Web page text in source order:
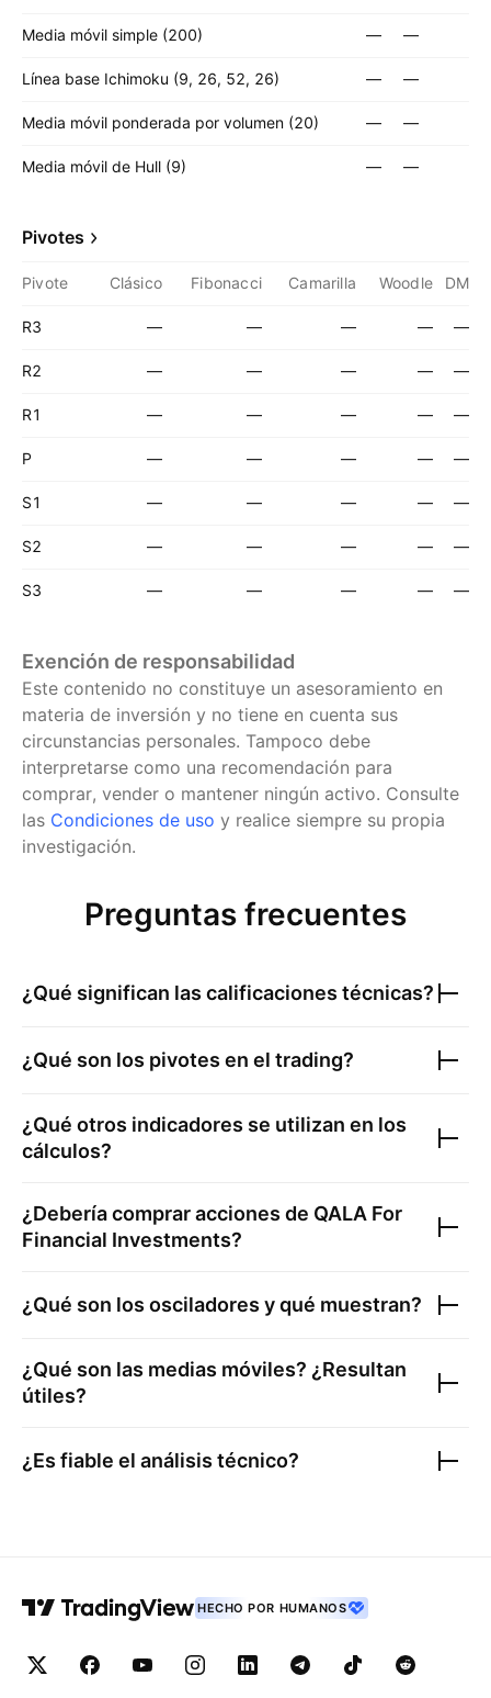
Media móvil simple (200) — —
Línea base Ichimoku (9, 26, 52, 26) — —
Media móvil ponderada por volumen (20) — —
Media móvil de Hull (9) — —
Pivotes
Pivote Clásico Fibonacci Camarilla Woodle DM
R3 — — — — —
R2 — — — — —
R1 — — — — —
P — — — — —
S1 — — — — —
S2 — — — — —
S3 — — — — —
Exención de responsabilidad
Este contenido no constituye un asesoramiento en
materia de inversión y no tiene en cuenta sus
circunstancias personales. Tampoco debe
interpretarse como una recomendación para
comprar, vender o mantener ningún activo. Consulte
las Condiciones de uso y realice siempre su propia
investigación.
Preguntas frecuentes
¿Qué significan las calificaciones técnicas?
¿Qué son los pivotes en el trading?
¿Qué otros indicadores se utilizan en los
cálculos?
¿Debería comprar acciones de QALA For
Financial Investments?
¿Qué son los osciladores y qué muestran?
¿Qué son las medias móviles? ¿Resultan
útiles?
¿Es fiable el análisis técnico?
HECHO POR HUMANOS